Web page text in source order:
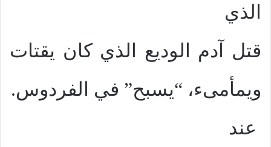
الذي
قتل آدم الوديع الذي كان يقتات
ويمأمىء، “يسبح” في الفردوس.
عند